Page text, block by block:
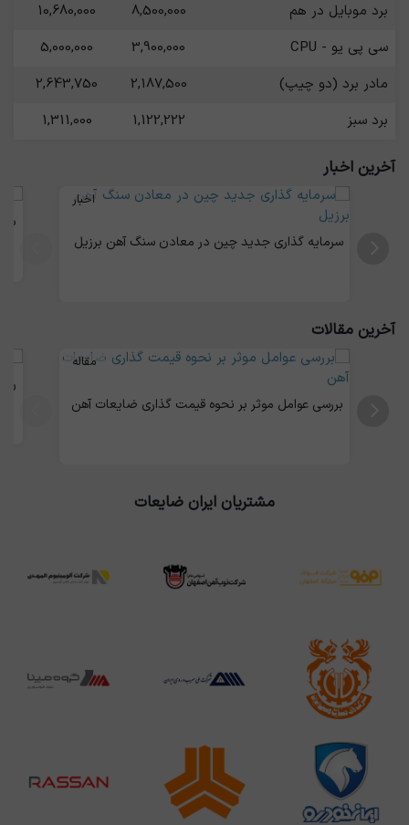
برد موبایل در هم
8,500,000
10,680,000
سی پی یو - CPU
3,900,000
5,000,000
مادر برد (دو چیپ)
2,187,500
2,643,750
برد سبز
1,122,222
1,311,000
رم
باتری خشک - ایرانی
195,167
207,167
باتری خشک - خارجی
178,833
آخرین اخبار
اخبار
سرمایه‌ گذاری جدید چین در معادن سنگ آهن برزیل
آخرین مقالات
مقاله
بررسی عوامل موثر بر نحوه قیمت گذاری ضایعات آهن
مشتریان ایران ضایعات